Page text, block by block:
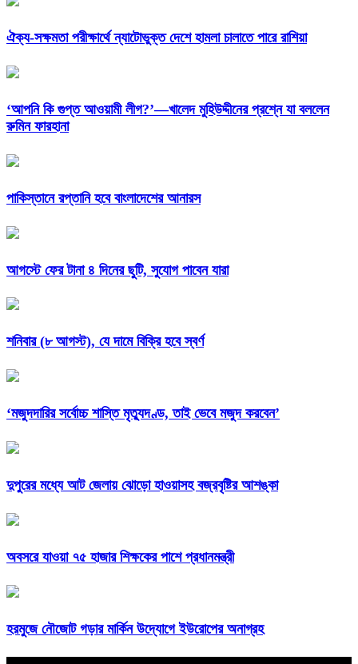
ঐক্য-সক্ষমতা পরীক্ষার্থে ন্যাটোভুক্ত দেশে হামলা চালাতে পারে রাশিয়া
‘আপনি কি গুপ্ত আওয়ামী লীগ?’—খালেদ মুহিউদ্দীনের প্রশ্নে যা বললেন
রুমিন ফারহানা
পাকিস্তানে রপ্তানি হবে বাংলাদেশের আনারস
আগস্টে ফের টানা ৪ দিনের ছুটি, সুযোগ পাবেন যারা
শনিবার (৮ আগস্ট), যে দামে বিক্রি হবে স্বর্ণ
‘মজুদদারির সর্বোচ্চ শাস্তি মৃত্যুদণ্ড, তাই ভেবে মজুদ করবেন’
দুপুরের মধ্যে আট জেলায় ঝোড়ো হাওয়াসহ বজ্রবৃষ্টির আশঙ্কা
অবসরে যাওয়া ৭৫ হাজার শিক্ষকের পাশে প্রধানমন্ত্রী
হরমুজে নৌজোট গড়ার মার্কিন উদ্যোগে ইউরোপের অনাগ্রহ